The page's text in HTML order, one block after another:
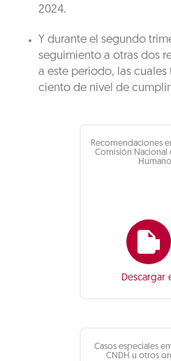
2024.
Y durante el segundo
seguimiento a otras dos
a este periodo, las
ciento de nivel de
Recomendaciones
Comisión Nacional
Descargar
Casos especiales
CNDH u otros